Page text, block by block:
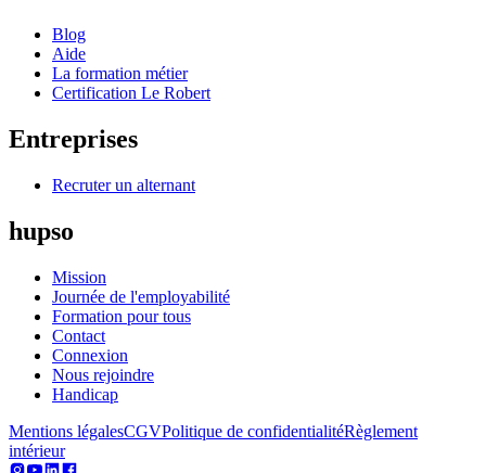
Blog
Aide
La formation métier
Certification Le Robert
Entreprises
Recruter un alternant
hupso
Mission
Journée de l'employabilité
Formation pour tous
Contact
Connexion
Nous rejoindre
Handicap
Mentions légalesCGVPolitique de confidentialitéRèglement
intérieur